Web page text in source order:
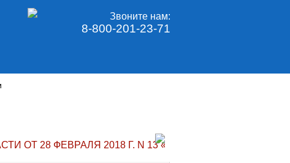
Звоните нам:
8-800-201-23-71
ОТ 28 ФЕВРАЛЯ 2018 Г. N 13 «О ВНЕСЕНИИ